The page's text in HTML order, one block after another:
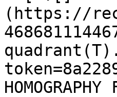
(https://